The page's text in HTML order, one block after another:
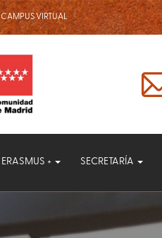
CAMPUS VIRTUAL
ERASMUS + SECRETARÍA